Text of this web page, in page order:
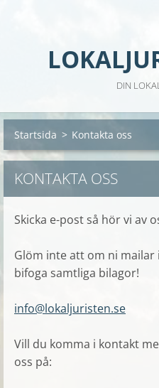
DIN
Startsida > Kontakta oss
KONTAKTA OSS
Skicka e-post så hör vi av
Glöm inte att om ni
bifoga samtliga bilagor!
info@lokaljuristen.se
Vill du komma i kontakt
oss på: